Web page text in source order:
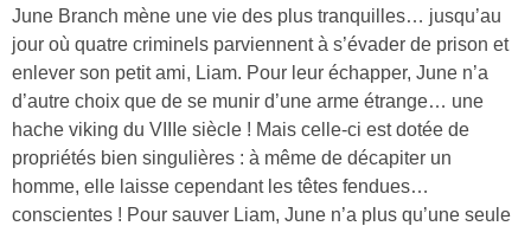
June Branch mène une vie des plus tranquilles… jusqu’au
jour où quatre criminels parviennent à s’évader de prison et
enlever son petit ami, Liam. Pour leur échapper, June n’a
d’autre choix que de se munir d’une arme étrange… une
hache viking du VIIIe siècle ! Mais celle-ci est dotée de
propriétés bien singulières : à même de décapiter un
homme, elle laisse cependant les têtes fendues…
conscientes ! Pour sauver Liam, June n’a plus qu’une seule